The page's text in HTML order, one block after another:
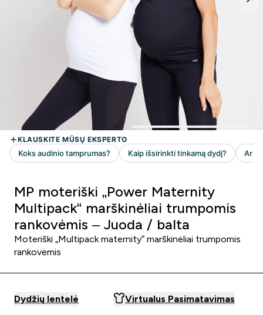
MP moteriški „Power Maternity
Multipack“ marškinėliai trumpomis
rankovėmis – Juoda / balta
Moteriški „Multipack maternity“ marškinėliai trumpomis
rankovėmis
Dydžių lentelė Virtualus Pasimatavimas